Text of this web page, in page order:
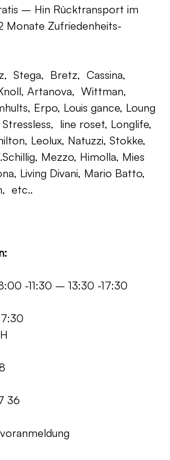
– Hin Rücktransport im
Monate Zufriedenheits-
Stega, Bretz, Cassina,
Artanova, Wittman,
Erpo, Louis gance, Loung
line roset, Longlife,
Leolux, Natuzzi, Stokke,
Mezzo, Himolla, Mies
Living Divani, Mario Batto,
etc..
GmbH
-11:30 – 13:30 -17:30
82
Süd/ZH
36